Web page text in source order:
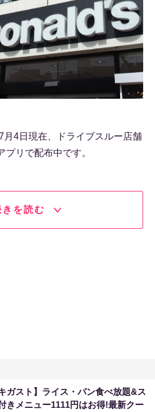
月4日現在、ドライブスルー店舗
プリで配布中です。
きを読む
ガスト】ライス・パン食べ放題&ス
きメニュー1111円はお得!最新クー